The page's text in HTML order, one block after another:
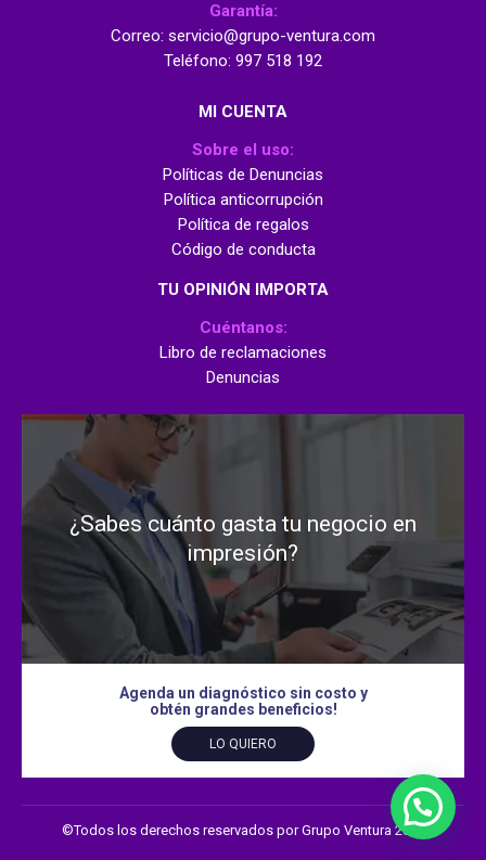
Garantía:
Correo: servicio@grupo-ventura.com
Teléfono: 997 518 192
MI CUENTA
Sobre el uso:
Políticas de Denuncias
Política anticorrupción
Política de regalos
Código de conducta
TU OPINIÓN IMPORTA
Cuéntanos:
Libro de reclamaciones
Denuncias
¿Sabes cuánto gasta tu negocio en
impresión?
Agenda un diagnóstico sin costo y
obtén grandes beneficios!
LO QUIERO
©Todos los derechos reservados por Grupo Ventura 2026